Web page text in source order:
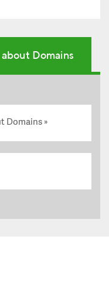
Domains
Domains